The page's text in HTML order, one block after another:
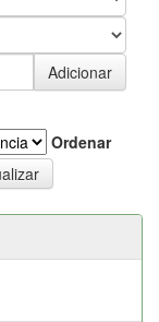
Ordenar